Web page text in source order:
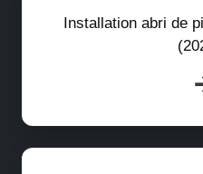
Installation abri de